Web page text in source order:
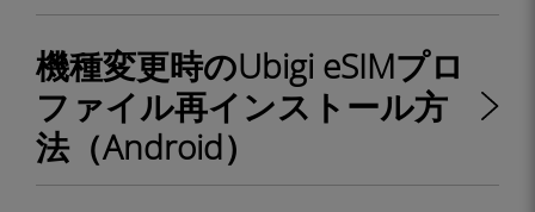
機種変更時のUbigi eSIMプロ
ファイル再インストール方
法（Android）